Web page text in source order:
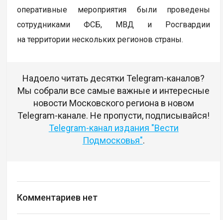
оперативные мероприятия были проведены
сотрудниками ФСБ, МВД и Росгвардии
на территории нескольких регионов страны.
Надоело читать десятки Telegram-каналов?
Мы собрали все самые важные и интересные
новости Московского региона в новом
Telegram-канале. Не пропусти, подписывайся!
Telegram-канал издания "Вести
Подмосковья".
Комментариев нет